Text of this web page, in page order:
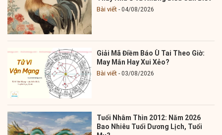
Bài viết 04/08/2026
Giải Mã Điềm Báo Ù Tai Theo Giờ:
May Mắn Hay Xui Xẻo?
Bài viết 03/08/2026
Tuổi Nhâm Thìn 2012: Năm 2026
Bao Nhiêu Tuổi Dương Lịch, Tuổi